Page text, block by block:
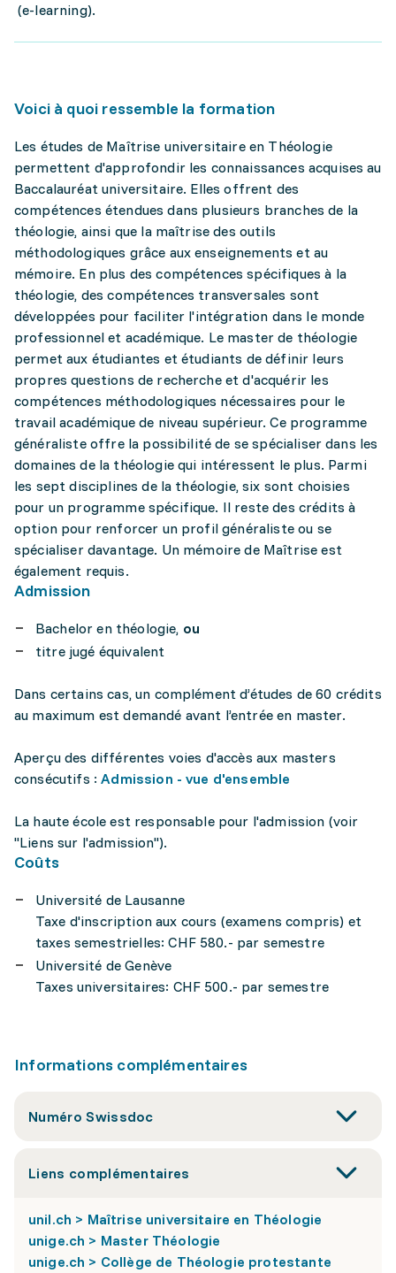
(e-learning).
Voici à quoi ressemble la formation
Les études de Maîtrise universitaire en Théologie
permettent d'approfondir les connaissances acquises au
Baccalauréat universitaire. Elles offrent des
compétences étendues dans plusieurs branches de la
théologie, ainsi que la maîtrise des outils
méthodologiques grâce aux enseignements et au
mémoire. En plus des compétences spécifiques à la
théologie, des compétences transversales sont
développées pour faciliter l'intégration dans le monde
professionnel et académique. Le master de théologie
permet aux étudiantes et étudiants de définir leurs
propres questions de recherche et d'acquérir les
compétences méthodologiques nécessaires pour le
travail académique de niveau supérieur. Ce programme
généraliste offre la possibilité de se spécialiser dans les
domaines de la théologie qui intéressent le plus. Parmi
les sept disciplines de la théologie, six sont choisies
pour un programme spécifique. Il reste des crédits à
option pour renforcer un profil généraliste ou se
spécialiser davantage. Un mémoire de Maîtrise est
également requis.
Admission
Bachelor en théologie, ou
titre jugé équivalent
Dans certains cas, un complément d’études de 60 crédits
au maximum est demandé avant l’entrée en master.
Aperçu des différentes voies d'accès aux masters
consécutifs :Admission - vue d'ensemble
La haute école est responsable pour l'admission (voir
"Liens sur l'admission").
Coûts
Université de Lausanne
Taxe d'inscription aux cours (examens compris) et
taxes semestrielles: CHF 580.- par semestre
Université de Genève
Taxes universitaires: CHF 500.- par semestre
Informations complémentaires
Numéro Swissdoc
Liens complémentaires
unil.ch > Maîtrise universitaire en Théologie
unige.ch > Master Théologie
unige.ch > Collège de Théologie protestante